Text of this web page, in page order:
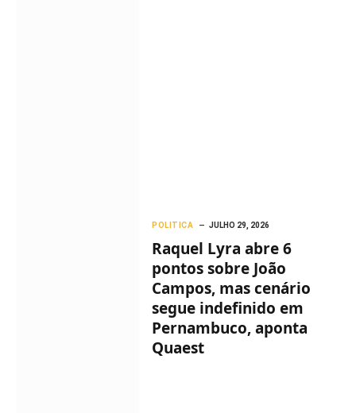
POLITICA JULHO 29, 2026
Raquel Lyra abre 6
pontos sobre João
Campos, mas cenário
segue indefinido em
Pernambuco, aponta
Quaest